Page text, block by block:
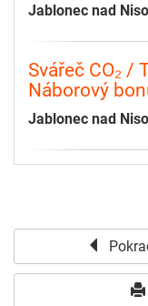
Jablonec nad
Svářeč CO₂ /
Náborový
Jablonec nad